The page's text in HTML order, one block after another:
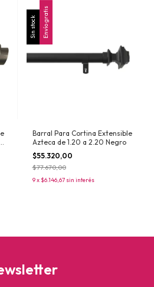
Sin stock Envío gratis
Barral Para Cortina Extensible
Azteca de 1.20 a 2.20 Negro
$55.320,00
$77.670,00
9x$6.146,67 sin interés